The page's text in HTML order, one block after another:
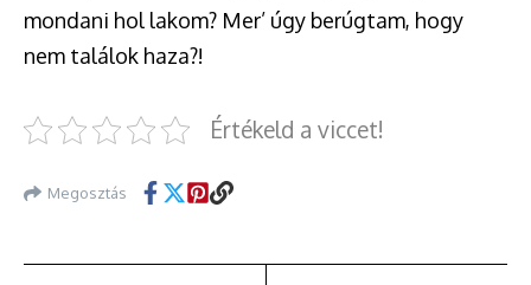
mondani hol lakom? Mer’ úgy berúgtam, hogy
nem találok haza?!
Értékeld a viccet!
Megosztás